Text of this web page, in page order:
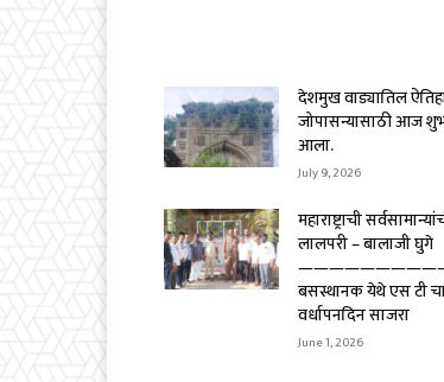
देशमुख वाड्यातिल
जोपासन्यासाठी आज
आला.
July 9, 2026
महाराष्ट्राची
लालपरी – बालाजी घुगे
बसस्थानक येथे एस टी
वर्धापनदिन साजरा
June 1, 2026